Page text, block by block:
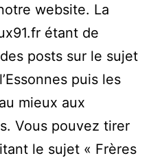
website. La
étant de
posts sur le sujet
puis les
mieux aux
Vous pouvez tirer
le sujet « Frères